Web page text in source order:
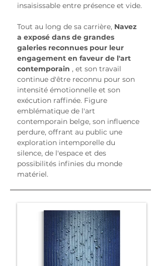
insaisissable entre présence et vide.
Tout au long de sa carrière, Navez
a exposé dans de grandes
galeries reconnues pour leur
engagement en faveur de l'art
contemporain , et son travail
continue d'être reconnu pour son
intensité émotionnelle et son
exécution raffinée. Figure
emblématique de l'art
contemporain belge, son influence
perdure, offrant au public une
exploration intemporelle du
silence, de l'espace et des
possibilités infinies du monde
matériel.